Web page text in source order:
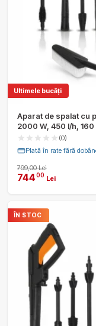
Ultimele bucăți
Aparat de spalat cu
2000 W, 450 l/h,
(0)
Plată în rate fără
799,00 Lei
74400 Lei
ÎN STOC